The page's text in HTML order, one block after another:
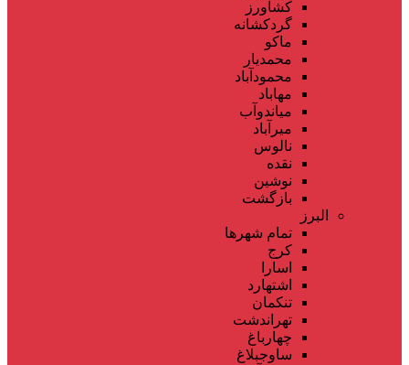
کشاورز
گردکشانه
ماکو
محمدیار
محمودآباد
مهاباد
میاندوآب
میرآباد
نالوس
نقده
نوشین
بازگشت
البرز
تمام شهر‌ها
کرج
اسارا
اشتهارد
تنکمان
تهراندشت
چهارباغ
ساوجبلاغ